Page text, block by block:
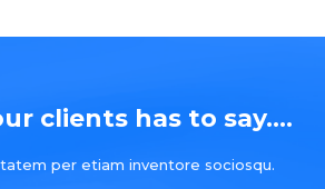
clients has to say....
per etiam inventore sociosqu.